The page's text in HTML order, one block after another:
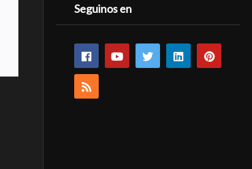
Seguinos en